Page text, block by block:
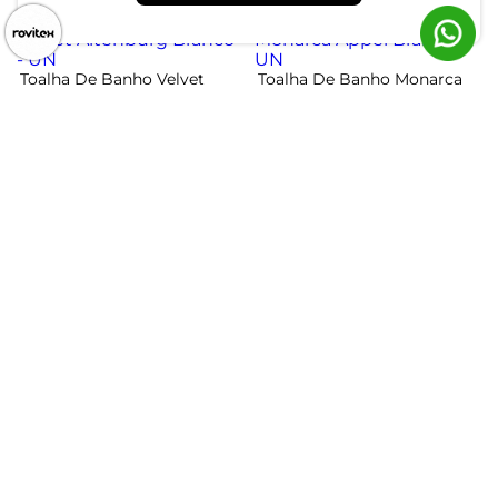
-23%
Toalha De Banho Velvet
Toalha De Banho Monarca